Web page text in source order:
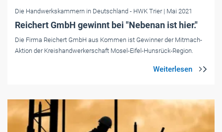
Die Handwerkskammern in Deutschland - HWK Trier | Mai 2021
Reichert GmbH gewinnt bei "Nebenan ist hier."
Die Firma Reichert GmbH aus Kommen ist Gewinner der Mitmach-
Aktion der Kreishandwerkerschaft Mosel-Eifel-Hunsrück-Region.